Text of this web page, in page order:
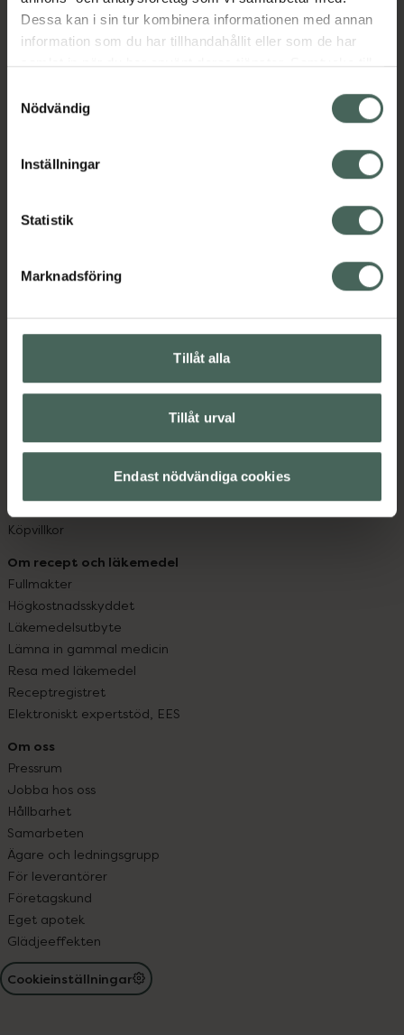
Dessa kan i sin tur kombinera informationen med annan
information som du har tillhandahållit eller som de har
samlat in när du har använt deras tjänster. Samtycke till
återkalla ditt samtycke via webbplatsens
cookieinställningar. Ett återkallat samtycke påverkar inte
lagligheten av behandling som skett innan återkallelsen.
Nödvändig
Inställningar
Statistik
Marknadsföring
Tillåt alla
Tillåt urval
Endast nödvändiga cookies
EAN:05714372010462
syd till Lappland i norr, och online i mobilen och på
hjälpa just dig att må lite bättre. Välkommen att prata
med oss.
Kundservice
Hitta apotek
Leverans, betalning och retur
Sajtens tillgänglighet
App
Köpvillkor
Om recept och läkemedel
Fullmakter
Högkostnadsskyddet
Läkemedelsutbyte
Lämna in gammal medicin
Resa med läkemedel
Receptregistret
Elektroniskt expertstöd, EES
Om oss
Pressrum
Jobba hos oss
Hållbarhet
Samarbeten
Ägare och ledningsgrupp
För leverantörer
Företagskund
Eget apotek
Glädjeeffekten
Cookieinställningar